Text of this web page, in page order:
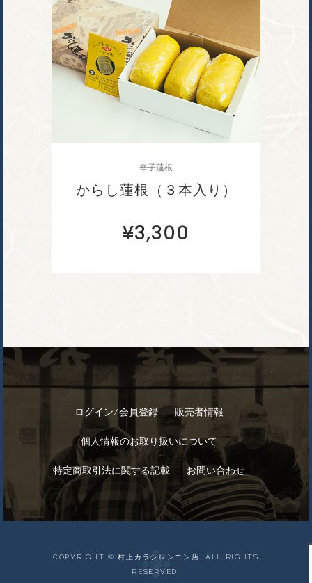
辛子蓮根
からし蓮根（３本入り）
¥3,300
ログイン/会員登録 販売者情報
個人情報のお取り扱いについて
特定商取引法に関する記載 お問い合わせ
COPYRIGHT © 村上カラシレンコン店. ALL RIGHTS
RESERVED.